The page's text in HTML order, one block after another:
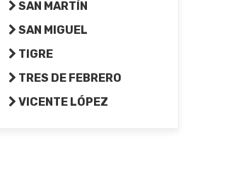
SAN MARTÍN
SAN MIGUEL
TIGRE
TRES DE FEBRERO
VICENTE LÓPEZ